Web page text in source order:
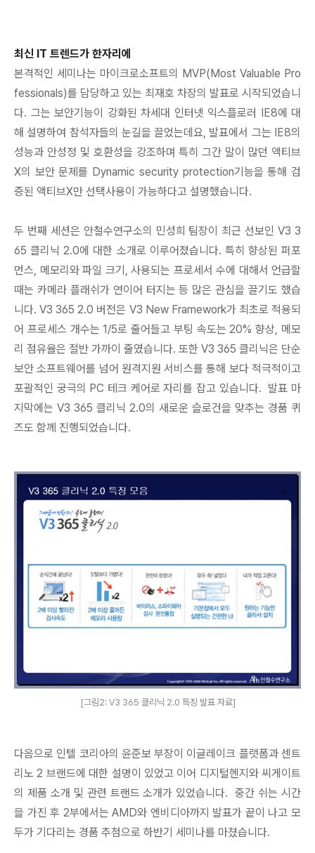
최신 IT 트렌드가 한자리에
본격적인 세미나는 마이크로소프트의 MVP(Most Valuable Pro
fessionals)를 담당하고 있는 최재호 차장의 발표로 시작되었습니
다. 그는 보안기능이 강화된 차세대 인터넷 익스플로러 IE8에 대
해 설명하여 참석자들의 눈길을 끌었는데요, 발표에서 그는 IE8의
성능과 안성정 및 호환성을 강조하며 특히 그간 말이 많던 액티브
X의 보안 문제를 Dynamic security protection기능을 통해 검
증된 액티브X만 선택사용이 가능하다고 설명했습니다.
두 번째 세션은 안철수연구소의 민성희 팀장이 최근 선보인 V3 3
65 클리닉 2.0에 대한 소개로 이루어졌습니다. 특히 향상된 퍼포
먼스, 메모리와 파일 크기, 사용되는 프로세서 수에 대해서 언급할
때는 카메라 플래쉬가 연이어 터지는 등 많은 관심을 끌기도 했습
니다. V3 365 2.0 버전은 V3 New Framework가 최초로 적용되
어 프로세스 개수는 1/5로 줄어들고 부팅 속도는 20% 향상, 메모
리 점유율은 절반 가까이 줄였습니다. 또한 V3 365 클리닉은 단순
보안 소프트웨어를 넘어 원격지원 서비스를 통해 보다 적극적이고
포괄적인 궁극의 PC 테크 케어로 자리를 잡고 있습니다. 발표 마
지막에는 V3 365 클리닉 2.0의 새로운 슬로건을 맞추는 경품 퀴
즈도 함께 진행되었습니다.
[그림2: V3 365 클리닉 2.0 특징 발표 자료]
다음으로 인텔 코리아의 윤준보 부장이 이글레이크 플랫폼과 센트
리노 2 브랜드에 대한 설명이 있었고 이어 디지털헨지와 씨게이트
의 제품 소개 및 관련 트랜드 소개가 있었습니다. 중간 쉬는 시간
을 가진 후 2부에서는 AMD와 엔비디아까지 발표가 끝이 나고 모
두가 기다리는 경품 추첨으로 하반기 세미나를 마쳤습니다.